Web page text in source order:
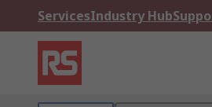
ServicesIndustry Hub